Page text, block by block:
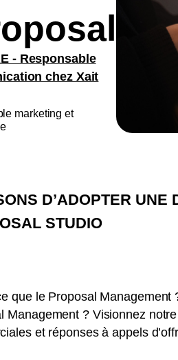
- Responsable
chez Xait
marketing et
D’ADOPTER
STUDIO
que le Proposal
Management ? Visionnez
et réponses à appels